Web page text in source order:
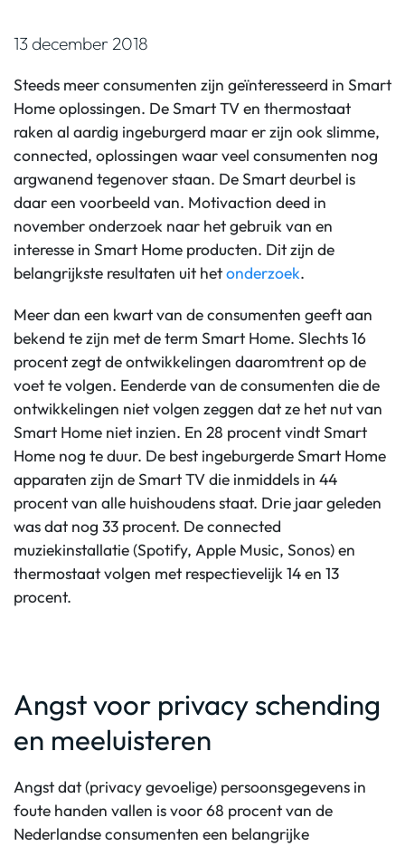
13 december 2018
Steeds meer consumenten zijn geïnteresseerd in Smart
Home oplossingen. De Smart TV en thermostaat
raken al aardig ingeburgerd maar er zijn ook slimme,
connected, oplossingen waar veel consumenten nog
argwanend tegenover staan. De Smart deurbel is
daar een voorbeeld van. Motivaction deed in
november onderzoek naar het gebruik van en
interesse in Smart Home producten. Dit zijn de
belangrijkste resultaten uit hetonderzoek.
Meer dan een kwart van de consumenten geeft aan
bekend te zijn met de term Smart Home. Slechts 16
procent zegt de ontwikkelingen daaromtrent op de
voet te volgen. Eenderde van de consumenten die de
ontwikkelingen niet volgen zeggen dat ze het nut van
Smart Home niet inzien. En 28 procent vindt Smart
Home nog te duur. De best ingeburgerde Smart Home
apparaten zijn de Smart TV die inmiddels in 44
procent van alle huishoudens staat. Drie jaar geleden
was dat nog 33 procent. De connected
muziekinstallatie (Spotify, Apple Music, Sonos) en
thermostaat volgen met respectievelijk 14 en 13
procent.
Angst voor privacy schending
en meeluisteren
Angst dat (privacy gevoelige) persoonsgegevens in
foute handen vallen is voor 68 procent van de
Nederlandse consumenten een belangrijke